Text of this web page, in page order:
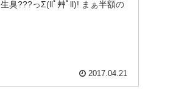
臭???っΣ(llﾟ艸ﾟll)! まぁ半額の
2017.04.21